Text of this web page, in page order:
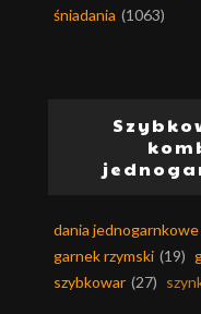
śniadania (1063)
dania jednogarnkowe
garnek rzymski (19)
szybkowar (27)